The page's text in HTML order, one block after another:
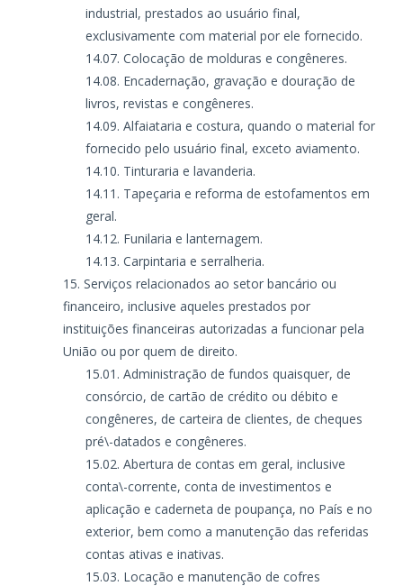
industrial, prestados ao usuário final,
exclusivamente com material por ele fornecido.
Colocação de molduras e congêneres.
Encadernação, gravação e douração de
livros, revistas e congêneres.
Alfaiataria e costura, quando o material for
fornecido pelo usuário final, exceto aviamento.
Tinturaria e lavanderia.
Tapeçaria e reforma de estofamentos em
geral.
Funilaria e lanternagem.
Carpintaria e serralheria.
Serviços relacionados ao setor bancário ou
financeiro, inclusive aqueles prestados por
instituições financeiras autorizadas a funcionar pela
União ou por quem de direito.
Administração de fundos quaisquer, de
consórcio, de cartão de crédito ou débito e
congêneres, de carteira de clientes, de cheques
pré\-datados e congêneres.
Abertura de contas em geral, inclusive
conta\-corrente, conta de investimentos e
aplicação e caderneta de poupança, no País e no
exterior, bem como a manutenção das referidas
contas ativas e inativas.
Locação e manutenção de cofres